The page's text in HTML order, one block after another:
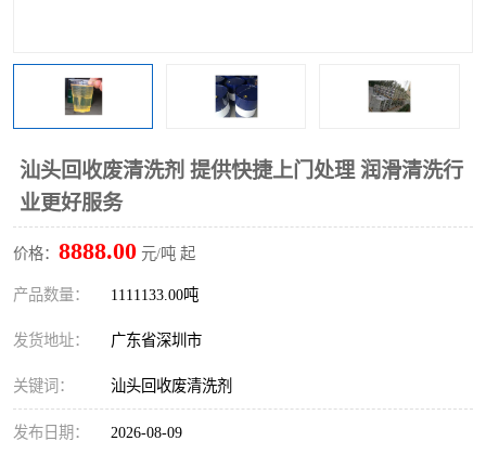
汕头回收废清洗剂 提供快捷上门处理 润滑清洗行
业更好服务
价格： 8888.00 元/吨 起
产品数量： 1111133.00吨
发货地址： 广东省深圳市
关键词： 汕头回收废清洗剂
发布日期： 2026-08-09